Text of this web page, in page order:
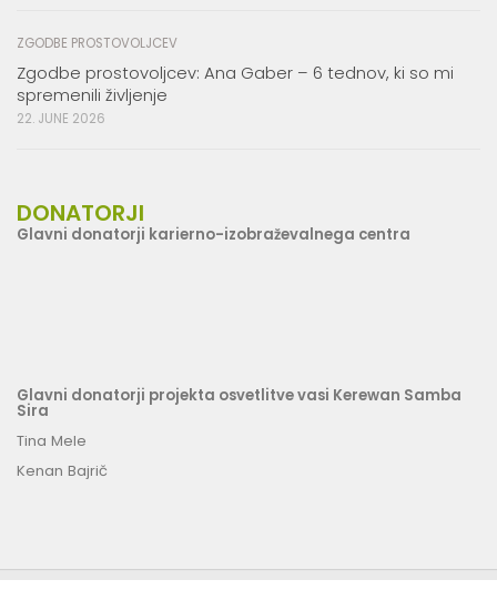
ZGODBE PROSTOVOLJCEV
Zgodbe prostovoljcev: Ana Gaber – 6 tednov, ki so mi
spremenili življenje
22. JUNE 2026
DONATORJI
Glavni donatorji karierno-izobraževalnega centra
Glavni donatorji projekta osvetlitve vasi Kerewan Samba
Sira
Tina Mele
Kenan Bajrič